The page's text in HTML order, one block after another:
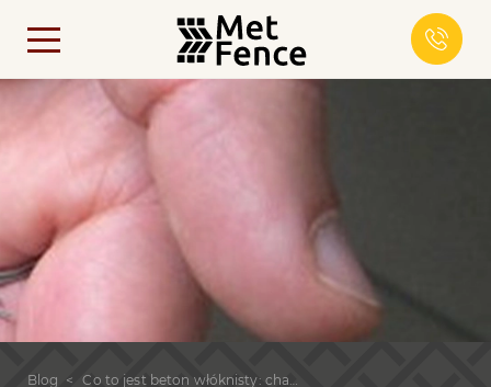
Blog Co to jest beton włóknisty: charakterystyka, zalety, wady konstrukcji